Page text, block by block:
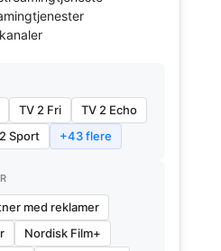
TV 2 Fri
TV 2 Echo
Sport +43 flere
med reklamer
Nordisk Film+